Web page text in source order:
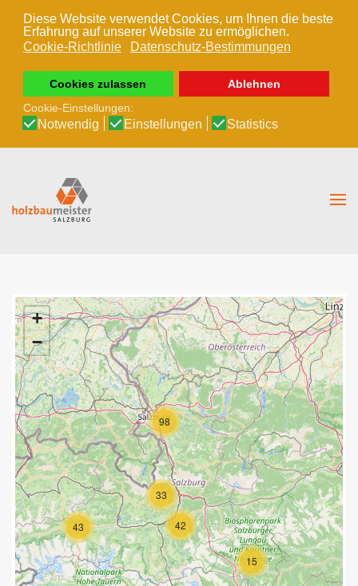
Diese Website verwendet Cookies, um Ihnen die beste
Erfahrung auf unserer Website zu ermöglichen.
Cookie-Richtlinie
Datenschutz-Bestimmungen
Cookies zulassen
Ablehnen
Cookie-Einstellungen:
Notwendig Einstellungen Statistics
Zum Hauptinhalt springen
15
33
42
43
98
+
−